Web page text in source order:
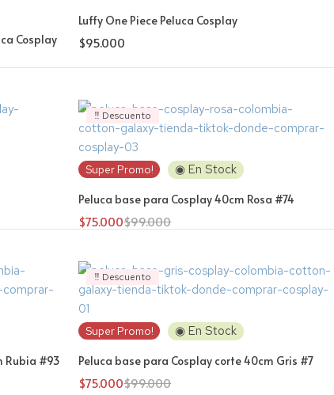
Cosplay
Luffy One Piece Peluca Cosplay
$95.000
Super Promo! ◉ En Stock
‼️ Descuento
Peluca base para Cosplay 40cm Rosa #74
$99.000
$75.000
Rubia #93
Super Promo! ◉ En Stock
‼️ Descuento
Peluca base para Cosplay corte 40cm Gris #7
$99.000
$75.000